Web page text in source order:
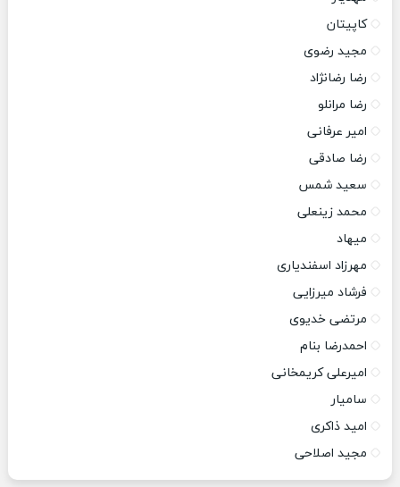
کاپیتان
مجید رضوی
رضا رضانژاد
رضا مرانلو
امیر عرفانی
رضا صادقی
سعید شمس
محمد زینعلی
میهاد
مهرزاد اسفندیاری
فرشاد میرزایی
مرتضی خدیوی
احمدرضا بنام
امیرعلی کریمخانی
سامیار
امید ذاکری
مجید اصلاحی